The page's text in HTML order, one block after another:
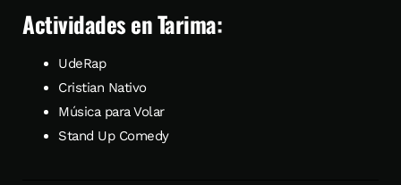
Actividades en Tarima:
UdeRap
Cristian Nativo
Música para Volar
Stand Up Comedy